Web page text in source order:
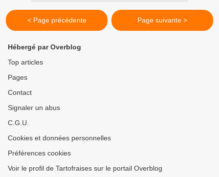
< Page précédente Page suivante >
Hébergé par Overblog
Top articles
Pages
Contact
Signaler un abus
C.G.U.
Cookies et données personnelles
Préférences cookies
Voir le profil de Tartofraises sur le portail Overblog